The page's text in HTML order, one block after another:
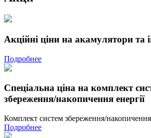
Акційні ціни на акамулятори та
Подробнее
Спеціальна ціна на комплект
збереження/накопичення енергії
Комплект систем збереження/накопичення
Подробнее